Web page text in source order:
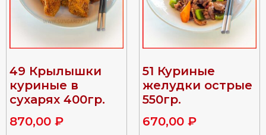
49 Крылышки
куриные в
сухарях 400гр.
870,00 ₽
51 Куриные
желудки острые
550гр.
670,00 ₽